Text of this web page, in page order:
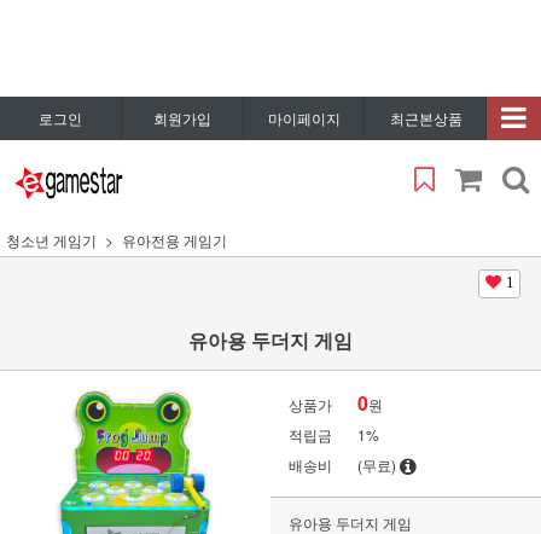
로그인 회원가입 마이페이지 최근본상품
청소년 게임기 유아전용 게임기
1
유아용 두더지 게임
상품가 0원
적립금
1%
배송비
(무료)
유아용 두더지 게임